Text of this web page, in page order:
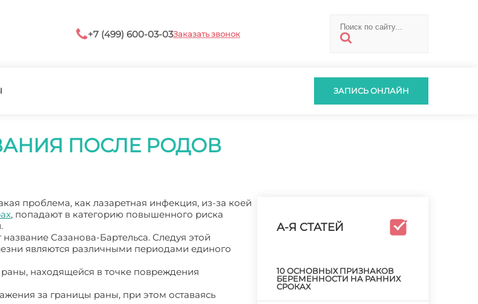
+7 (499) 600-03-03Заказать звонок
ЗАПИСЬ ОНЛАЙН
ПОСЛЕ РОДОВ
проблема, как лазаретная инфекция, из-за коей
, попадают в категорию повышенного риска
Сазанова-Бартельса. Следуя этой
являются различными периодами единого
находящейся в точке повреждения
за границы раны, при этом оставаясь
А-Я СТАТЕЙ
10 ОСНОВНЫХ ПРИЗНАКОВ
БЕРЕМЕННОСТИ НА РАННИХ
СРОКАХ